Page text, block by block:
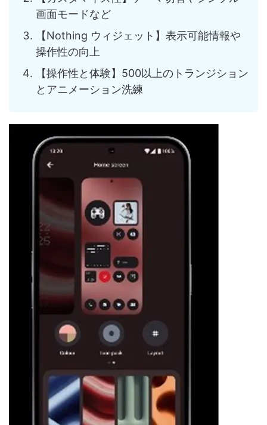
画面モードなど
【Nothing ウィジェット】表示可能情報や
操作性の向上
【操作性と体験】500以上のトランジション
とアニメーション洗練